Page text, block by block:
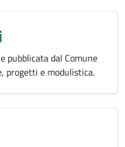
pubblicata dal Comune
progetti e modulistica.